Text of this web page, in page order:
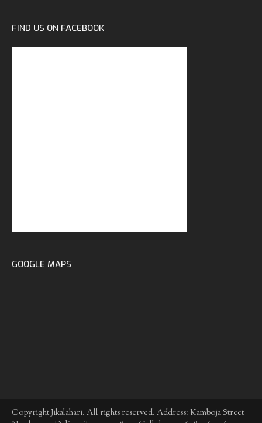
FIND US ON FACEBOOK
GOOGLE MAPS
Copyright Jikalahari. All rights reserved. Address: Kamboja Street